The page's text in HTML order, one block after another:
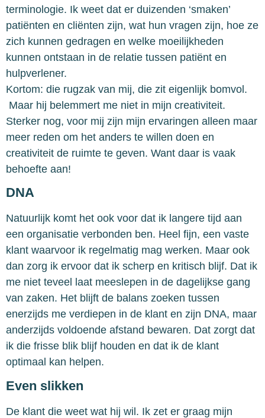
terminologie. Ik weet dat er duizenden ‘smaken’
patiënten en cliënten zijn, wat hun vragen zijn, hoe ze
zich kunnen gedragen en welke moeilijkheden
kunnen ontstaan in de relatie tussen patiënt en
hulpverlener.
Kortom: die rugzak van mij, die zit eigenlijk bomvol.
Maar hij belemmert me niet in mijn creativiteit.
Sterker nog, voor mij zijn mijn ervaringen alleen maar
meer reden om het anders te willen doen en
creativiteit de ruimte te geven. Want daar is vaak
behoefte aan!
DNA
Natuurlijk komt het ook voor dat ik langere tijd aan
een organisatie verbonden ben. Heel fijn, een vaste
klant waarvoor ik regelmatig mag werken. Maar ook
dan zorg ik ervoor dat ik scherp en kritisch blijf. Dat ik
me niet teveel laat meeslepen in de dagelijkse gang
van zaken. Het blijft de balans zoeken tussen
enerzijds me verdiepen in de klant en zijn DNA, maar
anderzijds voldoende afstand bewaren. Dat zorgt dat
ik die frisse blik blijf houden en dat ik de klant
optimaal kan helpen.
Even slikken
De klant die weet wat hij wil. Ik zet er graag mijn